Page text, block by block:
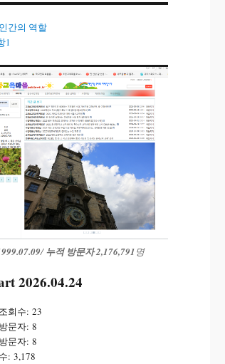
간의 역할
1
/누적 방문자 2,176,791명
2026.04.24
회수:23
문자:8
문자:8
:3,178